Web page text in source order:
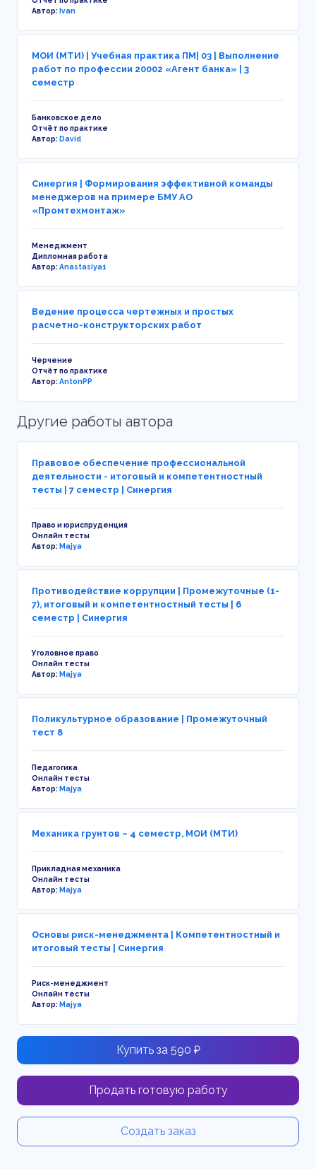
Автор:Ivan
МОИ (МТИ) | Учебная практика ПМ| 03 | Выполнение
работ по профессии 20002 «Агент банка» | 3
семестр
Банковское дело
Отчёт по практике
Автор:David
Синергия | Формирования эффективной команды
менеджеров на примере БМУ АО
«Промтехмонтаж»
Менеджмент
Дипломная работа
Автор:Anastasiya1
Ведение процесса чертежных и простых
расчетно-конструкторских работ
Черчение
Отчёт по практике
Автор:AntonPP
Другие работы автора
Правовое обеспечение профессиональной
деятельности - итоговый и компетентностный
тесты | 7 семестр | Синергия
Право и юриспруденция
Онлайн тесты
Автор:Majya
Противодействие коррупции | Промежуточные (1-
7), итоговый и компетентностный тесты | 6
семестр | Синергия
Уголовное право
Онлайн тесты
Автор:Majya
Поликультурное образование | Промежуточный
тест 8
Педагогика
Онлайн тесты
Автор:Majya
Механика грунтов – 4 семестр, МОИ (МТИ)
Прикладная механика
Онлайн тесты
Автор:Majya
Основы риск-менеджмента | Компетентностный и
итоговый тесты | Синергия
Риск-менеджмент
Онлайн тесты
Автор:Majya
Купить за 590 ₽
Продать готовую работу
Создать заказ